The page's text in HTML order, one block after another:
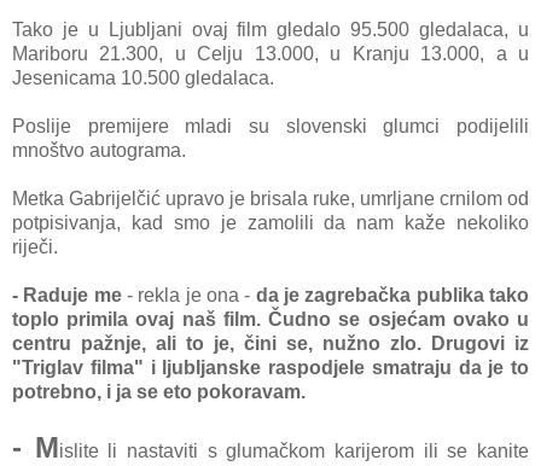
Tako je u Ljubljani ovaj film gledalo 95.500 gledalaca, u
Mariboru 21.300, u Celju 13.000, u Kranju 13.000, a u
Jesenicama 10.500 gledalaca.
Poslije premijere mladi su slovenski glumci podijelili
mnoštvo autograma.
Metka Gabrijelčić upravo je brisala ruke, umrljane crnilom od
potpisivanja, kad smo je zamolili da nam kaže nekoliko
riječi.
- Raduje me - rekla je ona - da je zagrebačka publika tako
toplo primila ovaj naš film. Čudno se osjećam ovako u
centru pažnje, ali to je, čini se, nužno zlo. Drugovi iz
"Triglav filma" i ljubljanske raspodjele smatraju da je to
potrebno, i ja se eto pokoravam.
- Mislite li nastaviti s glumačkom karijerom ili se kanite